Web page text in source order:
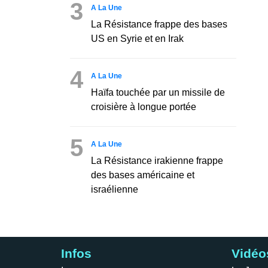
3 A La Une
La Résistance frappe des bases
US en Syrie et en Irak
4 A La Une
Haïfa touchée par un missile de
croisière à longue portée
5 A La Une
La Résistance irakienne frappe
des bases américaine et
israélienne
Infos